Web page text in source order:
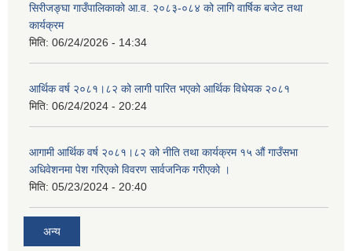
सिरीजङ्घा गाउँपालिकाको आ.व. २०८३-०८४ को लागि वार्षिक बजेट तथा
कार्यक्रम
मिति: 06/24/2026 - 14:34
आर्थिक वर्ष २०८१।८२ को लागी पारित भएको आर्थिक विधेयक २०८१
मिति: 06/24/2024 - 20:24
आगामी आर्थिक वर्ष २०८१।८२ को नीति तथा कार्यक्रम १५ औं गाउँसभा
अधिवेशनमा पेश गरिएको विवरण सार्वजनिक गरीएको ।
मिति: 05/23/2024 - 20:40
अन्य